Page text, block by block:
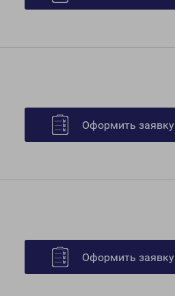
Оформить заявку
Оформить заявку